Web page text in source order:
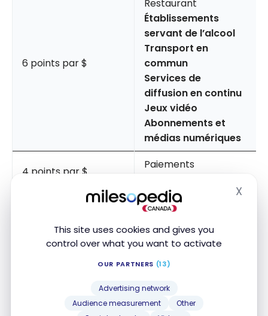
This site uses cookies and gives you
control over what you want to activate
OUR PARTNERS (13)
Advertising network
Audience measurement
Other
X
6 points par $
Restaurant
Établissements
servant de l’alcool
Transport en
commun
Services de
diffusion en continu
Jeux vidéo
Abonnements et
médias numériques
4 points par $
Paiements
2 points par $
Tout le reste
Primes TDvaut 0,5 cent selon la
retour sur vos dépenses quotidiennes varie entre
1 % et 4 % selon les catégories, soit aussi élevé